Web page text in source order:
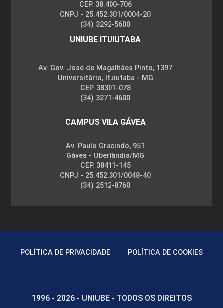
CEP. 38.400-706
CNPJ - 25.452.301/0004-20
(34) 3292-5600
UNIUBE ITUIUTABA
Av. Gov. José de Magalhães Pinto, 1397
Universitário, Ituiutaba - MG
CEP. 38301-078
(34) 3271-4600
CAMPUS VILA GÁVEA
Av. Paulo Gracindo, 951
Gávea - Uberlândia/MG
CEP. 38411-145
CNPJ - 25.452.301/0048-40
(34) 2512-8760
POLÍTICA DE PRIVACIDADE POLÍTICA DE COOKIES
1996 - 2026 - UNIUBE - TODOS OS DIREITOS